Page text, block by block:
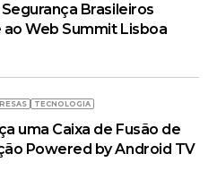
Brasileiros
ao Web Summit Lisboa
TECNOLOGIA
uma Caixa de Fusão de
Powered by Android TV